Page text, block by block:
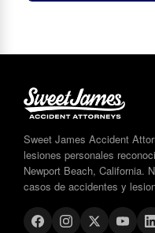
Sweet James Accident
lesiones personales
Newport Beach, California.
casos de accidentes y